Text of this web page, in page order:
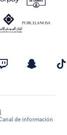
de información